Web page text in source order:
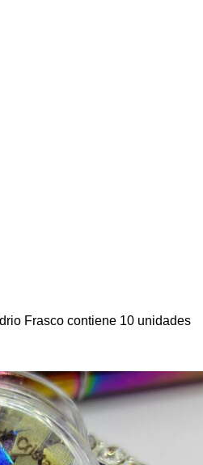
Frasco contiene 10 unidades